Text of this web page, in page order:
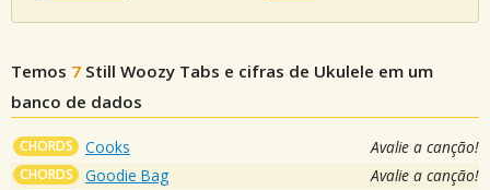
Temos 7 Still Woozy Tabs e cifras de Ukulele em um
banco de dados
CHORDS Cooks Avalie a canção!
CHORDS Goodie Bag Avalie a canção!